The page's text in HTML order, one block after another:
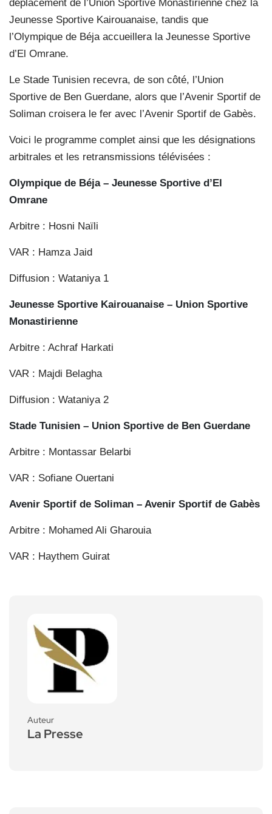
déplacement de l’Union Sportive Monastirienne chez la
Jeunesse Sportive Kairouanaise, tandis que
l’Olympique de Béja accueillera la Jeunesse Sportive
d’El Omrane.
Le Stade Tunisien recevra, de son côté, l’Union
Sportive de Ben Guerdane, alors que l’Avenir Sportif de
Soliman croisera le fer avec l’Avenir Sportif de Gabès.
Voici le programme complet ainsi que les désignations
arbitrales et les retransmissions télévisées :
Olympique de Béja – Jeunesse Sportive d’El
Omrane
Arbitre : Hosni Naïli
VAR : Hamza Jaid
Diffusion : Wataniya 1
Jeunesse Sportive Kairouanaise – Union Sportive
Monastirienne
Arbitre : Achraf Harkati
VAR : Majdi Belagha
Diffusion : Wataniya 2
Stade Tunisien – Union Sportive de Ben Guerdane
Arbitre : Montassar Belarbi
VAR : Sofiane Ouertani
Avenir Sportif de Soliman – Avenir Sportif de Gabès
Arbitre : Mohamed Ali Gharouia
VAR : Haythem Guirat
Auteur
La Presse